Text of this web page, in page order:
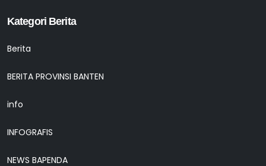
Kategori Berita
Berita
BERITA PROVINSI BANTEN
info
INFOGRAFIS
NEWS BAPENDA